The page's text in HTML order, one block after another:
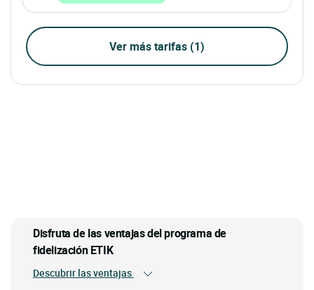
Ver más tarifas (1)
Disfruta de las ventajas del programa de
fidelización ETIK
Descubrir las ventajas